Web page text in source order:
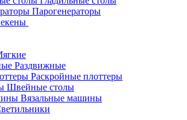
Парогенераторы
Раздвижные
Раскройные плоттеры
Швейные столы
Вязальные машины